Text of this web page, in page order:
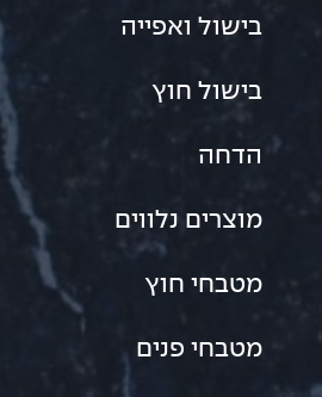
בישול ואפייה
בישול חוץ
הדחה
מוצרים נלווים
מטבחי חוץ
מטבחי פנים